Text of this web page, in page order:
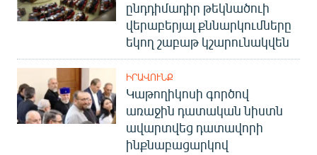
Русский
«Ազատության» բոլոր կայքերը
ընդդիմադիր թեկնածուի
վերաբերյալ քննարկումները
եկող շաբաթ կշարունակվեն
ԻՐԱՎՈՒՆՔ
Կաթողիկոսի գործով
առաջին դատական նիստն
ավարտվեց դատավորի
ինքնաբացարկով